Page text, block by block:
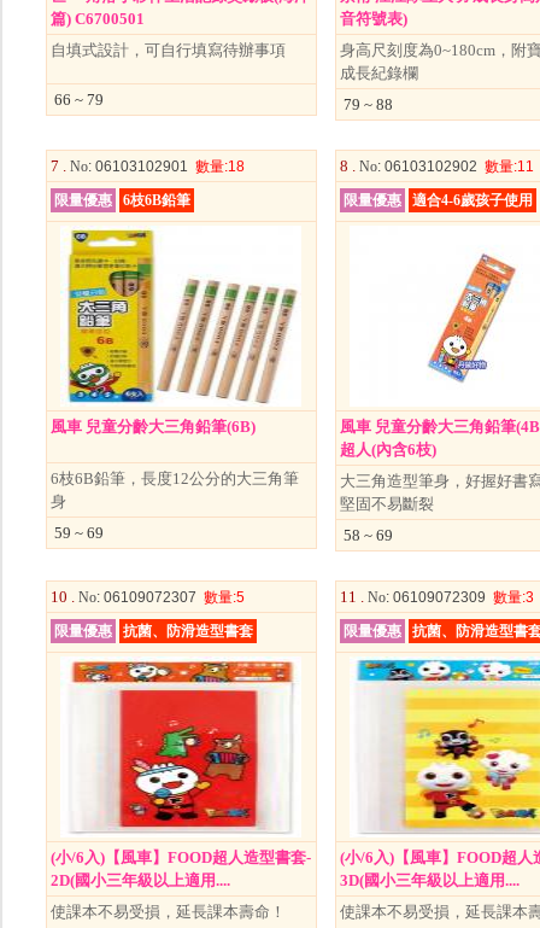
篇) C6700501
自填式設計，可自行填寫待辦事項
66 ~ 79
音符號表)
身高尺刻度為0~180cm，附
成長紀錄欄
79 ~ 88
7 . No: 06103102901 數量:18
限量優惠
6枝6B鉛筆
風車 兒童分齡大三角鉛筆(6B)
6枝6B鉛筆，長度12公分的大三角筆
身
59 ~ 69
8 . No: 06103102902 數量:11
限量優惠
適合4-6歲孩子使用
風車 兒童分齡大三角鉛筆
超人(內含6枝)
大三角造型筆身，好握好書
堅固不易斷裂
58 ~ 69
10 . No: 06109072307 數量:5
限量優惠
抗菌、防滑造型書套
(小/6入)【風車】FOOD超人造型書套-
2D(國小三年級以上適用....
使課本不易受損，延長課本壽命！
11 . No: 06109072309 數量:3
限量優惠
抗菌、防滑造型書
(小/6入)【風車】FOOD超人
3D(國小三年級以上適用....
使課本不易受損，延長課本